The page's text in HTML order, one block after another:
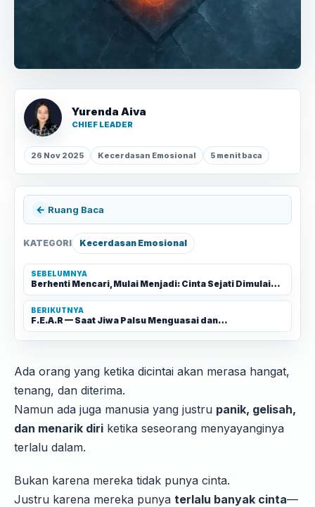
Yurenda Aiva
CHIEF LEADER
26 Nov 2025 Kecerdasan Emosional 5 menit baca
← Ruang Baca
KATEGORI Kecerdasan Emosional
SEBELUMNYA
Berhenti Mencari, Mulai Menjadi: Cinta Sejati Dimulai…
BERIKUTNYA
F.E.A.R — Saat Jiwa Palsu Menguasai dan…
Ada orang yang ketika dicintai akan merasa hangat,
tenang, dan diterima.
Namun ada juga manusia yang justru panik, gelisah,
dan menarik diri ketika seseorang menyayanginya
terlalu dalam.
Bukan karena mereka tidak punya cinta.
Justru karena mereka punya terlalu banyak cinta—